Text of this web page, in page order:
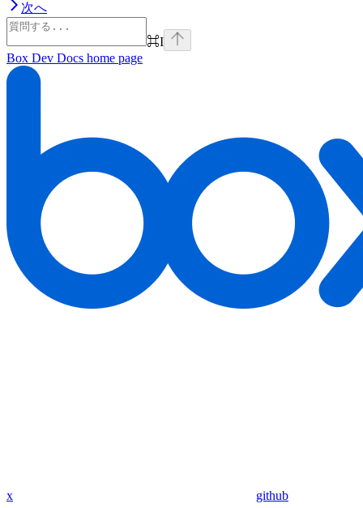
次へ
⌘I
Box Dev Docs home page
x github